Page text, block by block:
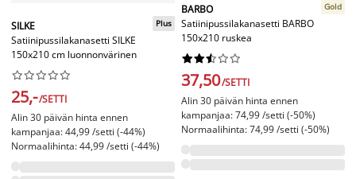
SILKE
Satiinipussilakanasetti SILKE
150x210 cm luonnonvärinen
Plus






25,-/SETTI
Alin 30 päivän hinta ennen
kampanjaa: 44,99 /setti (-44%)
Normaalihinta: 44,99 /setti (-44%)
BARBO
Satiinipussilakanasetti BARBO
150x210 ruskea
Gold






37,50/SETTI
Alin 30 päivän hinta ennen
kampanjaa: 74,99 /setti (-50%)
Normaalihinta: 74,99 /setti (-50%)